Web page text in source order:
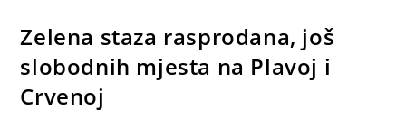
Zelena staza rasprodana, još
slobodnih mjesta na Plavoj i
Crvenoj